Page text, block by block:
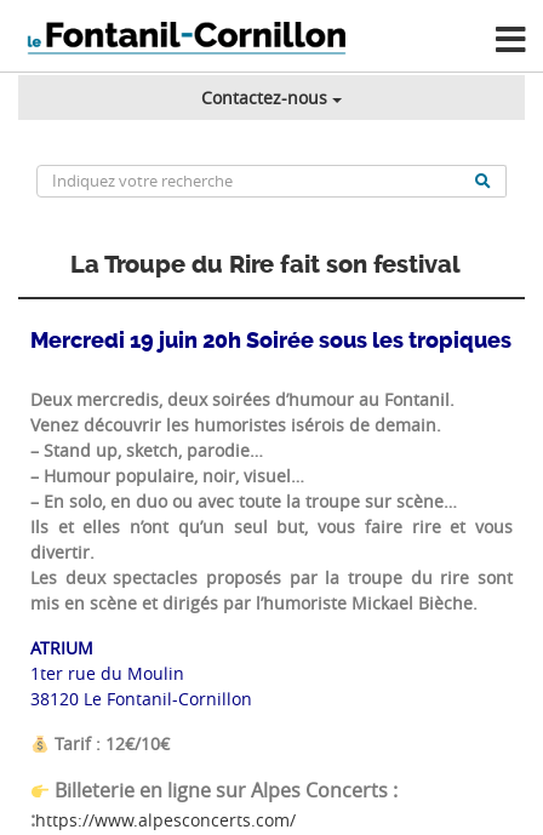
Contactez-nous
La Troupe du Rire fait son festival
Mercredi 19 juin 20h Soirée sous les tropiques
Deux mercredis, deux soirées d’humour au Fontanil.
Venez découvrir les humoristes isérois de demain.
– Stand up, sketch, parodie…
– Humour populaire, noir, visuel…
– En solo, en duo ou avec toute la troupe sur scène…
Ils et elles n’ont qu’un seul but, vous faire rire et vous
divertir.
Les deux spectacles proposés par la troupe du rire sont
mis en scène et dirigés par l’humoriste Mickael Bièche.
ATRIUM
1ter rue du Moulin
38120 Le Fontanil-Cornillon
Tarif : 12€/10€
Billeterie en ligne sur Alpes Concerts :
:https://www.alpesconcerts.com/